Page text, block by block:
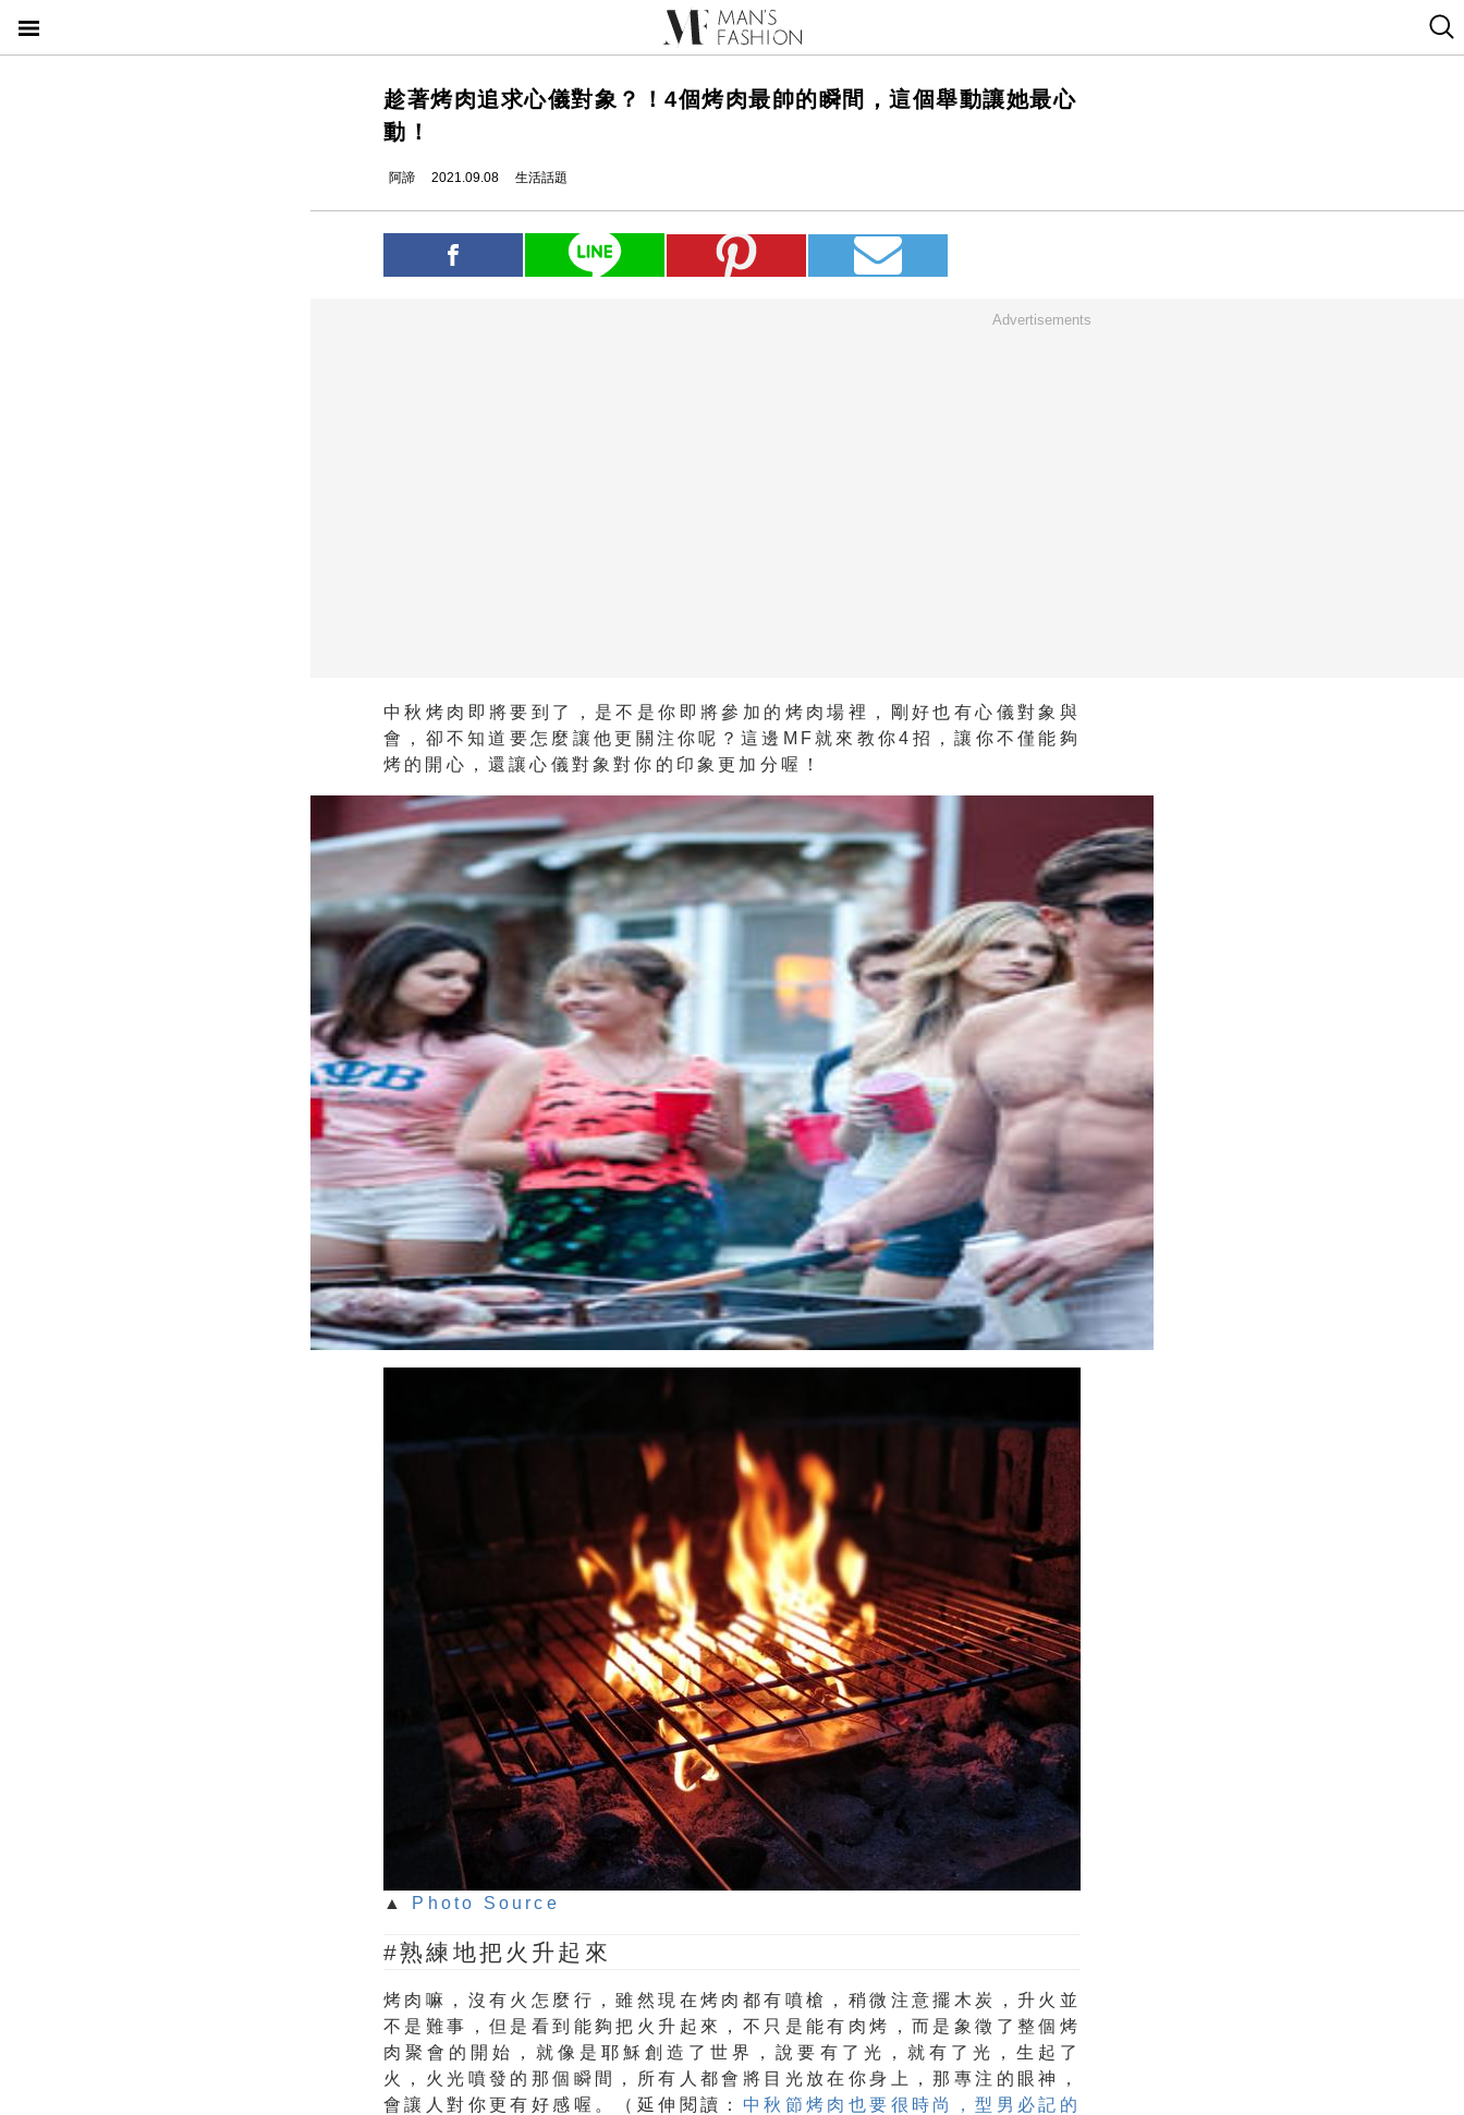
趁著烤肉追求心儀對象？！4個烤肉最帥的瞬間，這個舉動讓她最心
動！
阿諦 2021.09.08 生活話題
Advertisements
中秋烤肉即將要到了，是不是你即將參加的烤肉場裡，剛好也有心儀對象與
會，卻不知道要怎麼讓他更關注你呢？這邊MF就來教你4招，讓你不僅能夠
烤的開心，還讓心儀對象對你的印象更加分喔！
▲ Photo Source
#熟練地把火升起來
烤肉嘛，沒有火怎麼行，雖然現在烤肉都有噴槍，稍微注意擺木炭，升火並
不是難事，但是看到能夠把火升起來，不只是能有肉烤，而是象徵了整個烤
肉聚會的開始，就像是耶穌創造了世界，說要有了光，就有了光，生起了
火，火光噴發的那個瞬間，所有人都會將目光放在你身上，那專注的眼神，
會讓人對你更有好感喔。（延伸閱讀： 中秋節烤肉也要很時尚，型男必記的